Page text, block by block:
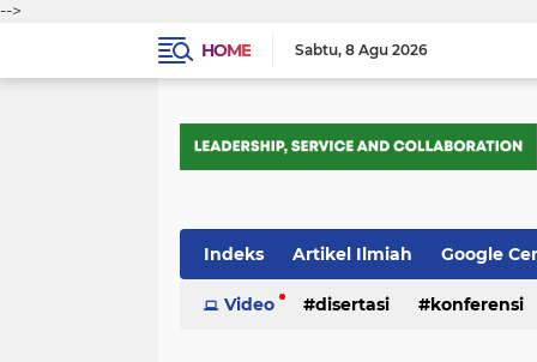
-->
HOME
Sabtu 8 Agu 2026
Indeks Artikel Ilmiah Google
Tips Trik Webometrics
Video disertasi konferensi